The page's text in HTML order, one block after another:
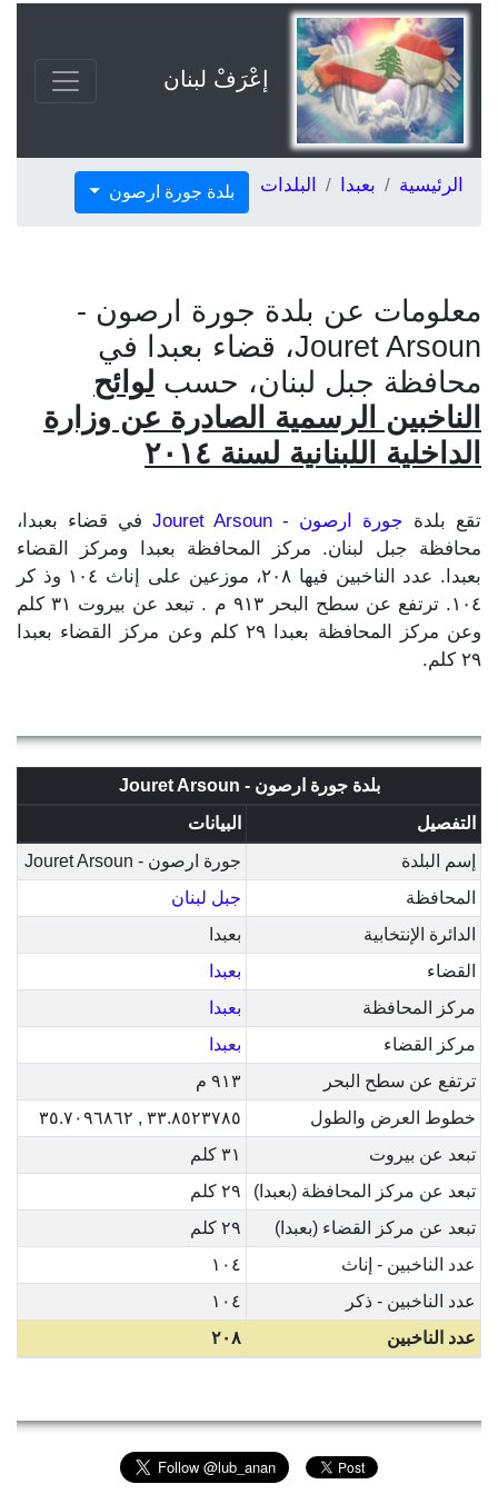
إعْرَفْ لبنان
الرئيسية بعبدا البلدات بلدة جورة ارصون
معلومات عن بلدة جورة ارصون -
Jouret Arsoun، قضاء بعبدا في
محافظة جبل لبنان، حسب لوائح
الناخبين الرسمية الصادرة عن وزارة
الداخلية اللبنانية لسنة ٢٠١٤
تقع بلدة جورة ارصون - Jouret Arsoun
في قضاء بعبدا،
محافظة جبل لبنان. مركز المحافظة بعبدا ومركز القضاء
بعبدا. عدد الناخبين فيها ٢٠٨، موزعين على إناث ١٠٤ وذ كر
١٠٤. ترتفع عن سطح البحر ٩١٣ م . تبعد عن بيروت ٣١ كلم
وعن مركز المحافظة بعبدا ٢٩ كلم وعن مركز القضاء بعبدا
٢٩ كلم.
بلدة جورة ارصون - Jouret Arsoun
التفصيل
البيانات
إسم البلدة
جورة ارصون - Jouret Arsoun
المحافظة
جبل لبنان
الدائرة الإنتخابية
بعبدا
القضاء
بعبدا
مركز المحافظة
بعبدا
مركز القضاء
بعبدا
ترتفع عن سطح البحر
٩١٣ م
خطوط العرض والطول
٣٣.٨٥٢٣٧٨٥ , ٣٥.٧٠٩٦٨٦٢
تبعد عن بيروت
٣١ كلم
تبعد عن مركز المحافظة (بعبدا)
٢٩ كلم
تبعد عن مركز القضاء (بعبدا)
٢٩ كلم
عدد الناخبين - إناث
١٠٤
عدد الناخبين - ذكر
١٠٤
عدد الناخبين
٢٠٨